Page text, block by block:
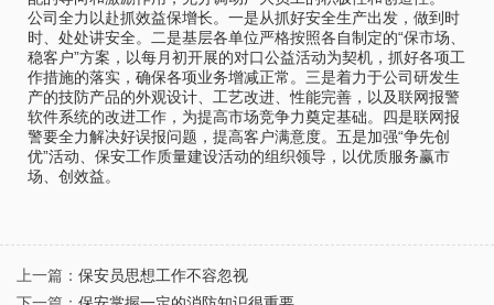
公司全力以赴抓效益保增长。一是从抓好安全生产出发，做到时
时、处处讲安全。二是基层各单位严格按照各自制定的“保市场、
稳客户”方案，以每月初开展的对口公益活动为契机，抓好各项工
作措施的落实，确保各项业务增减正常。三是着力于公司研发生
产的技防产品的外观设计、工艺改进、性能完善，以及联网报警
软件系统的改进工作，为提高市场竞争力奠定基础。四是联网报
警要全力解决好误报问题，提高客户满意度。五是加强“争先创
优”活动、保安工作质量建设活动的组织领导，以优质服务赢市
场、创效益。
上一篇： 保安员思想工作不容忽视